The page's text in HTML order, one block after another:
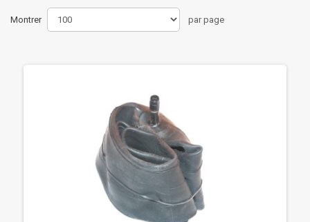
Montrer par page